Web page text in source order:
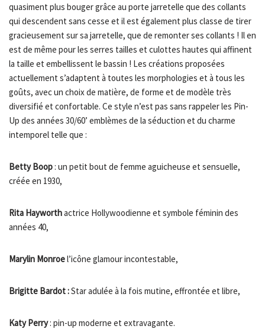
quasiment plus bouger grâce au porte jarretelle que des collants
qui descendent sans cesse et il est également plus classe de tirer
gracieusement sur sa jarretelle, que de remonter ses collants ! Il en
est de même pour les serres tailles et culottes hautes qui affinent
la taille et embellissent le bassin ! Les créations proposées
actuellement s’adaptent à toutes les morphologies et à tous les
goûts, avec un choix de matière, de forme et de modèle très
diversifié et confortable. Ce style n’est pas sans rappeler les Pin-
Up des années 30/60’ emblèmes de la séduction et du charme
intemporel telle que :
Betty Boop : un petit bout de femme aguicheuse et sensuelle,
créée en 1930,
Rita Hayworthactrice Hollywoodienne et symbole féminin des
années 40,
Marylin Monroel’icône glamour incontestable,
Brigitte Bardot :Star adulée à la fois mutine, effrontée et libre,
Katy Perry: pin-up moderne et extravagante.